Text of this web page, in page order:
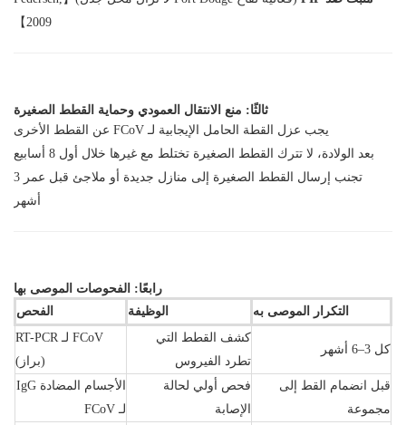
2009】
ثالثًا: منع الانتقال العمودي وحماية القطط الصغيرة
يجب عزل القطة الحامل الإيجابية لـ FCoV عن القطط الأخرى
بعد الولادة، لا تترك القطط الصغيرة تختلط مع غيرها خلال أول 8 أسابيع
تجنب إرسال القطط الصغيرة إلى منازل جديدة أو ملاجئ قبل عمر 3
أشهر
رابعًا: الفحوصات الموصى بها
الفحص
الوظيفة
التكرار الموصى به
RT-PCR لـ FCoV
(براز)
كشف القطط التي
تطرد الفيروس
كل 3–6 أشهر
الأجسام المضادة IgG
لـ FCoV
فحص أولي لحالة
الإصابة
قبل انضمام القط إلى
مجموعة